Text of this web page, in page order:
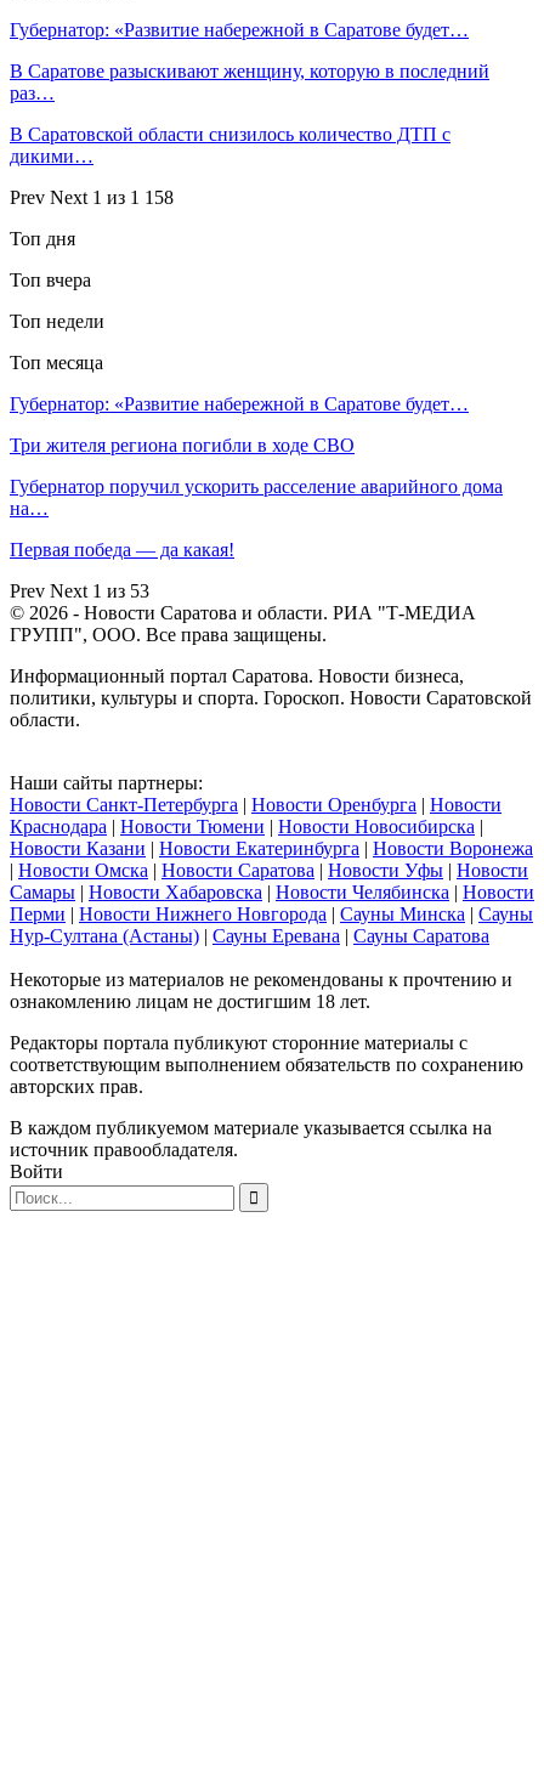
Губернатор: «Развитие набережной в Саратове будет…
В Саратове разыскивают женщину, которую в последний
раз…
В Саратовской области снизилось количество ДТП с
дикими…
Prev Next 1 из 1 158
Топ дня
Топ вчера
Топ недели
Топ месяца
Губернатор: «Развитие набережной в Саратове будет…
Три жителя региона погибли в ходе СВО
Губернатор поручил ускорить расселение аварийного дома
на…
Первая победа — да какая!
Prev Next 1 из 53
© 2026 - Новости Саратова и области. РИА "Т-МЕДИА
ГРУПП", ООО. Все права защищены.
Информационный портал Саратова. Новости бизнеса,
политики, культуры и спорта. Гороскоп. Новости Саратовской
области.
Наши сайты партнеры:
Новости Санкт-Петербурга | Новости Оренбурга | Новости
Краснодара | Новости Тюмени | Новости Новосибирска |
Новости Казани | Новости Екатеринбурга | Новости Воронежа
| Новости Омска | Новости Саратова | Новости Уфы | Новости
Самары | Новости Хабаровска | Новости Челябинска | Новости
Перми | Новости Нижнего Новгорода | Сауны Минска | Сауны
Нур-Султана (Астаны) | Сауны Еревана | Сауны Саратова
Некоторые из материалов не рекомендованы к прочтению и
ознакомлению лицам не достигшим 18 лет.
Редакторы портала публикуют сторонние материалы с
соответствующим выполнением обязательств по сохранению
авторских прав.
В каждом публикуемом материале указывается ссылка на
источник правообладателя.
Войти